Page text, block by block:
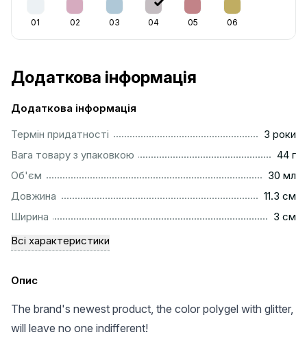
01 02 03 04 05 06
Додаткова інформація
Додаткова інформація
Термін придатності
3 роки
Вага товару з упаковкою
44 г
Об'єм
30 мл
Довжина
11.3 см
Ширина
3 см
Всі характеристики
Опис
The brand's newest product, the color polygel with glitter,
will leave no one indifferent!